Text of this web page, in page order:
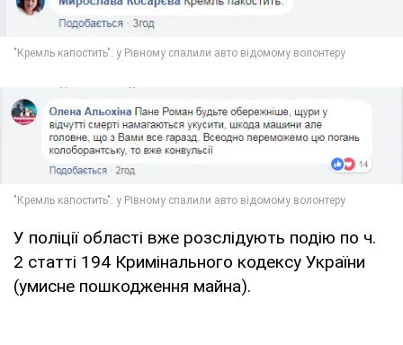
У поліції області вже розслідують подію по ч.
2 статті 194 Кримінального кодексу України
(умисне пошкодження майна).